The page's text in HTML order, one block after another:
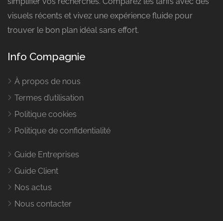
visuels récents et vivez une expérience fluide pour
trouver le bon plan idéal sans effort.
Info Compagnie
À propos de nous
Termes d’utilisation
Politique cookies
Politique de confidentialité
Guide Entreprises
Guide Client
Nos actus
Nous contacter